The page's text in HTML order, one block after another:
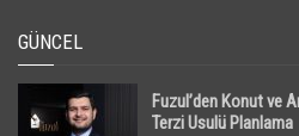
GÜNCEL
Fuzul’den Konut ve
Terzi Usulü Planlama